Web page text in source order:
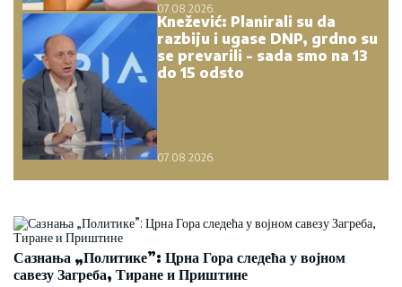
07.08.2026.
Knežević: Planirali su da
razbiju i ugase DNP, grdno su
se prevarili - sada smo na 13
do 15 odsto
07.08.2026.
Сазнања „Политике”: Црна Гора следећа у војном
савезу Загреба, Тиране и Приштине